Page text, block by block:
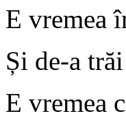
E vremea
Și de-a
E vremea